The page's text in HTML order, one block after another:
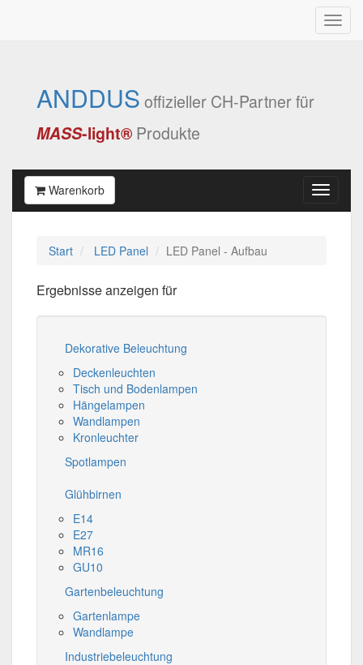
ANDDUS offizieller CH-Partner für
MASS-light® Produkte
Warenkorb
Start LED Panel LED Panel - Aufbau
Ergebnisse anzeigen für
Dekorative Beleuchtung
Deckenleuchten
Tisch und Bodenlampen
Hängelampen
Wandlampen
Kronleuchter
Spotlampen
Glühbirnen
E14
E27
MR16
GU10
Gartenbeleuchtung
Gartenlampe
Wandlampe
Industriebeleuchtung